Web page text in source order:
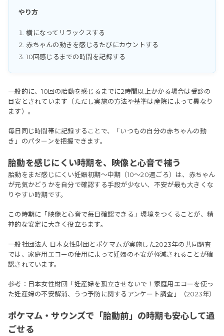
やり方
横になってリラックスする
赤ちゃんの動きを感じるたびにカウントする
10回感じるまでの時間を記録する
一般的に、10回の胎動を感じるまでに2時間以上かかる場合は受診の
目安とされています（ただし実施の方法や基準は産院によって異なり
ます）。
毎日同じ時間帯に記録することで、「いつもの自分の赤ちゃんの動
き」のパターンを把握できます。
胎動を感じにくい時期を、映像と心音で補う
胎動をまだ感じにくい妊娠初期〜中期（10〜20週ごろ）は、赤ちゃん
が元気かどうかを自分で確認する手段が少ない、不安が最も大きくな
りやすい時期です。
この時期に「映像と心音で毎日確認できる」環境をつくることが、精
神的な安定に大きく役立ちます。
一般社団法人 日本女性財団とポケマムが実施した2023年の共同調査
では、家庭用エコーの使用によって妊婦の不安が軽減されることが確
認されています。
参考：日本女性財団「妊産婦を孤立させないで！家庭用エコーを使っ
た妊産婦の不安解消、うつ予防に関するアンケート調査」（2023年）
ポケマム・サウンズで「胎動前」の時期も安心して過
ごせる